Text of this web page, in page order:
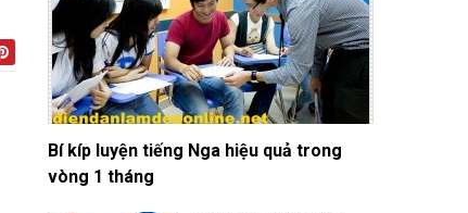
Bí kíp luyện tiếng Nga hiệu quả trong
vòng 1 tháng